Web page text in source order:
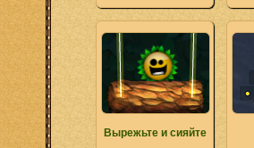
Вырежьте и сияйте